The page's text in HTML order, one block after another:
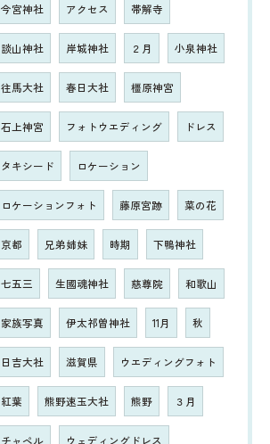
今宮神社 アクセス 帯解寺
談山神社 岸城神社 ２月 小泉神社
往馬大社 春日大社 橿原神宮
石上神宮 フォトウエディング ドレス
タキシード ロケーション
ロケーションフォト 藤原宮跡 菜の花
京都 兄弟姉妹 時期 下鴨神社
七五三 生國魂神社 慈尊院 和歌山
家族写真 伊太祁曽神社 11月 秋
日吉大社 滋賀県 ウエディングフォト
紅葉 熊野速玉大社 熊野 ３月
チャペル ウェディングドレス